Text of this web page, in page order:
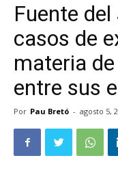
Fuente
casos de
materia
entre sus
Por Pau Bretó - agosto 5,